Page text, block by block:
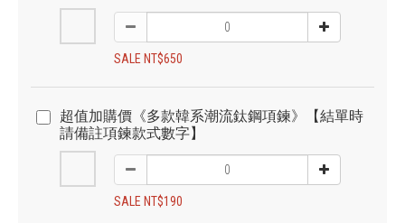
SALE NT$650
超值加購價《多款韓系潮流鈦鋼項鍊》【結單時
請備註項鍊款式數字】
SALE NT$190